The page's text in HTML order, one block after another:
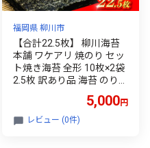
福岡県 柳川市
【合計22.5枚】 柳川海苔
本舗 ワケアリ 焼のり セッ
ト焼き海苔 全形 10枚×2袋
2.5枚 訳あり品 海苔 のり
弁当 NORI nori 有明海産 焼
き海苔 美味しい海苔 のり
5,000円
レビュー (0件)